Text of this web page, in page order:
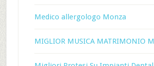
Medico allergologo Monza
MIGLIOR MUSICA MATRIMONIO